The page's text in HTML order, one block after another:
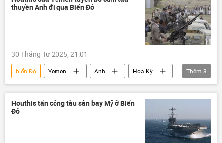
Chính trị
Chính phủ
thuyền Anh đi qua Biển Đỏ
30 Tháng Tư 2025, 21:01
biển Đỏ Yemen Anh
Hoa Kỳ
Thế giới
phương Tây thông tin
Thêm 3
Houthis tấn công tàu sân bay Mỹ ở Biển
Đỏ